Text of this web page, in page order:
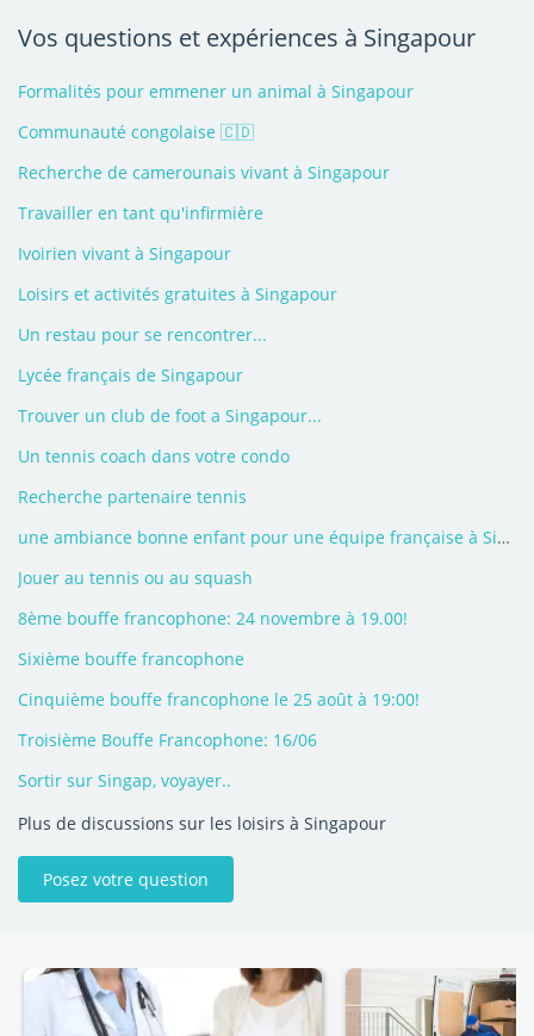
Vos questions et expériences à Singapour
Formalités pour emmener un animal à Singapour
Communauté congolaise 🇨🇩
Recherche de camerounais vivant à Singapour
Travailler en tant qu'infirmière
Ivoirien vivant à Singapour
Loisirs et activités gratuites à Singapour
Un restau pour se rencontrer...
Lycée français de Singapour
Trouver un club de foot a Singapour...
Un tennis coach dans votre condo
Recherche partenaire tennis
une ambiance bonne enfant pour une équipe française à Singapour...!!!
Jouer au tennis ou au squash
8ème bouffe francophone: 24 novembre à 19.00!
Sixième bouffe francophone
Cinquième bouffe francophone le 25 août à 19:00!
Troisième Bouffe Francophone: 16/06
Sortir sur Singap, voyayer..
Plus de discussions sur les loisirs à Singapour
Posez votre question